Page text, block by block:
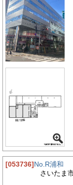
[053736]No.R浦和
さいたま